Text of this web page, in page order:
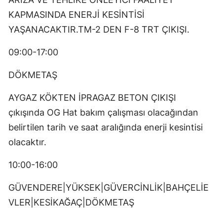
KAPMASINDA ENERJİ KESİNTİSİ
YAŞANACAKTIR.TM-2 DEN F-8 TRT ÇIKIŞI.
09:00-17:00
DÖKMETAŞ
AYGAZ KÖKTEN İPRAGAZ BETON ÇIKIŞI
çıkışında OG Hat bakım çalışması olacağından
belirtilen tarih ve saat aralığında enerji kesintisi
olacaktır.
10:00-16:00
GÜVENDERE|YÜKSEK|GÜVERCİNLİK|BAHÇELİE
VLER|KESİKAĞAÇ|DÖKMETAŞ